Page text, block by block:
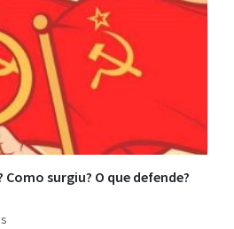
Como surgiu? O que defende?